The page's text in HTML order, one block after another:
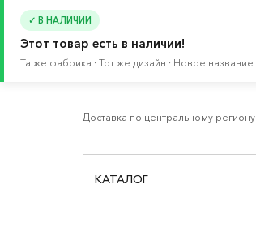
✓ В НАЛИЧИИ
Этот товар есть в наличии!
Та же фабрика · Тот же дизайн · Новое название
Доставка по центральному региону
КАТАЛОГ
Стенки для ТВ БЕСТО